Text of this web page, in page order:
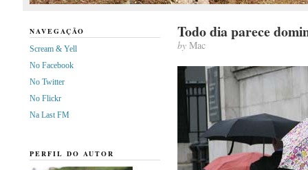
Todo dia parece
byMac
NAVEGAÇÃO
Scream & Yell
No Facebook
No Twitter
No Flickr
Na Last FM
PERFIL DO AUTOR